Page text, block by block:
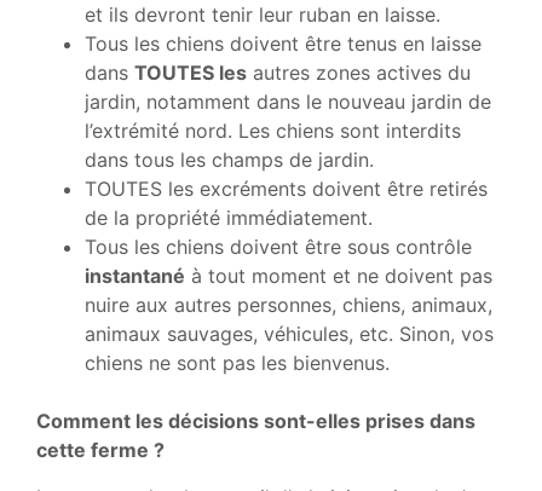
et ils devront tenir leur ruban en laisse.
Tous les chiens doivent être tenus en laisse
dans TOUTES les autres zones actives du
jardin, notamment dans le nouveau jardin de
l’extrémité nord. Les chiens sont interdits
dans tous les champs de jardin.
TOUTES les excréments doivent être retirés
de la propriété immédiatement.
Tous les chiens doivent être sous contrôle
instantané à tout moment et ne doivent pas
nuire aux autres personnes, chiens, animaux,
animaux sauvages, véhicules, etc. Sinon, vos
chiens ne sont pas les bienvenus.
Comment les décisions sont-elles prises dans
cette ferme ?